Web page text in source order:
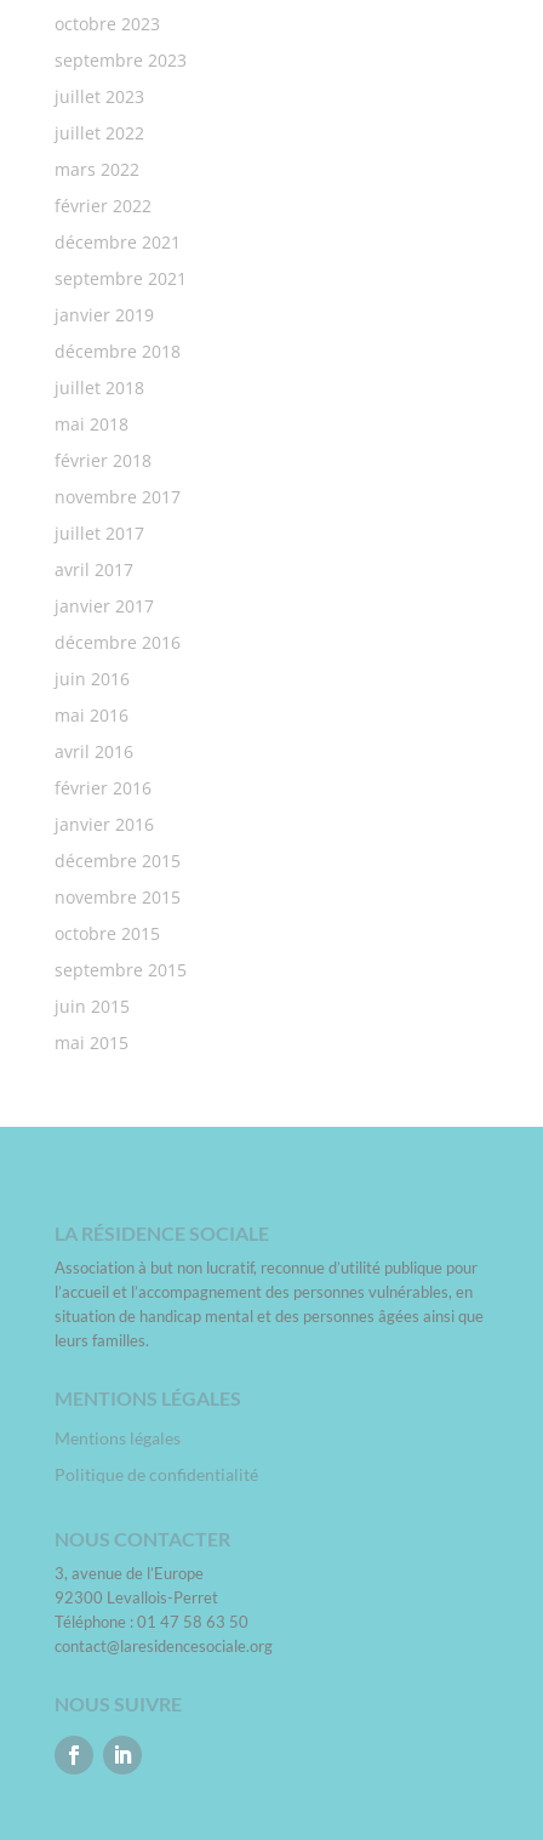
octobre 2023
septembre 2023
juillet 2023
juillet 2022
mars 2022
février 2022
décembre 2021
septembre 2021
janvier 2019
décembre 2018
juillet 2018
mai 2018
février 2018
novembre 2017
juillet 2017
avril 2017
janvier 2017
décembre 2016
juin 2016
mai 2016
avril 2016
février 2016
janvier 2016
décembre 2015
novembre 2015
octobre 2015
septembre 2015
juin 2015
mai 2015
LA RÉSIDENCE SOCIALE
Association à but non lucratif, reconnue d’utilité publique pour
l’accueil et l’accompagnement des personnes vulnérables, en
situation de handicap mental et des personnes âgées ainsi que
leurs familles.
MENTIONS LÉGALES
Mentions légales
Politique de confidentialité
NOUS CONTACTER
3, avenue de l’Europe
92300 Levallois-Perret
Téléphone : 01 47 58 63 50
contact@laresidencesociale.org
NOUS SUIVRE